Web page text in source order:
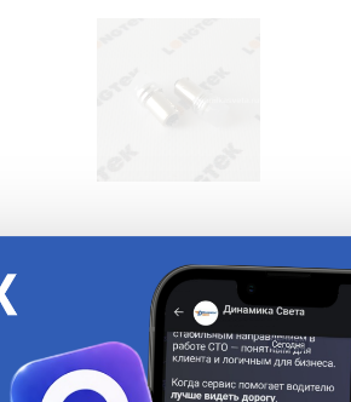
Автолампа LED LONGTEK BA9-2016W
T4W(BA9S) 12V BA9s White (ПЭ2)
(ВЫВЕДЕНО ИЗ АССОРТИМЕНТА)
BA9-2016W
42.75 руб.
На складе: